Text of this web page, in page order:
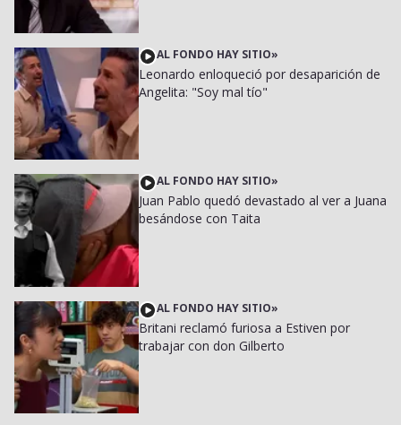
AL FONDO HAY SITIO»
Leonardo enloqueció por desaparición de
Angelita: "Soy mal tío"
AL FONDO HAY SITIO»
Juan Pablo quedó devastado al ver a Juana
besándose con Taita
AL FONDO HAY SITIO»
Britani reclamó furiosa a Estiven por
trabajar con don Gilberto